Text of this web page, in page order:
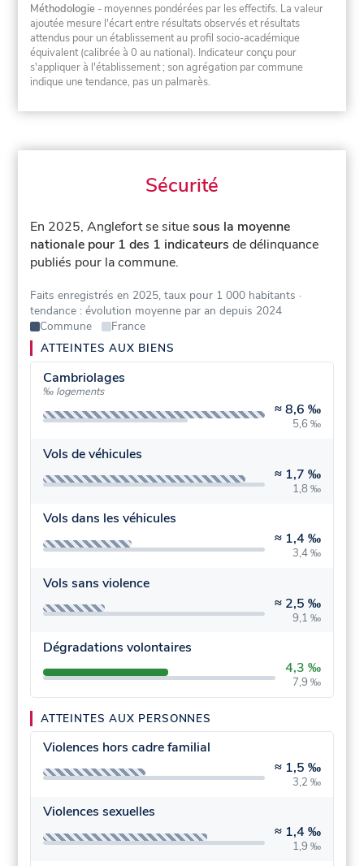
Méthodologie - moyennes pondérées par les effectifs. La valeur
ajoutée mesure l'écart entre résultats observés et résultats
attendus pour un établissement au profil socio-académique
équivalent (calibrée à 0 au national). Indicateur conçu pour
s'appliquer à l'établissement ; son agrégation par commune
indique une tendance, pas un palmarès.
Sécurité
En 2025, Anglefort se situesous la moyenne
nationale pour 1 des 1 indicateurs de délinquance
publiés pour la commune.
Faits enregistrés en 2025, taux pour 1 000 habitants ·
tendance : évolution moyenne par an depuis 2024
Commune
France
ATTEINTES AUX BIENS
Cambriolages
‰ logements
≈8,6 ‰
5,6 ‰
Vols de véhicules
≈ 1,7 ‰
1,8 ‰
Vols dans les véhicules
≈ 1,4 ‰
3,4 ‰
Vols sans violence
≈ 2,5 ‰
9,1 ‰
Dégradations volontaires
4,3 ‰
7,9 ‰
ATTEINTES AUX PERSONNES
Violences hors cadre familial
≈ 1,5 ‰
3,2 ‰
Violences sexuelles
≈ 1,4 ‰
1,9 ‰